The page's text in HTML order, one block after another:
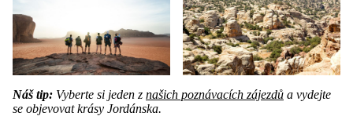
Náš tip: Vyberte si jeden z našich poznávacích zájezdů a vydejte
se objevovat krásy Jordánska.